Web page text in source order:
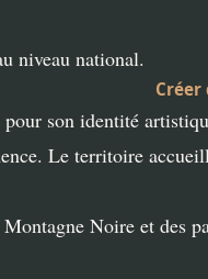
niveau national.
pour son identité
Le territoire
Noire et des